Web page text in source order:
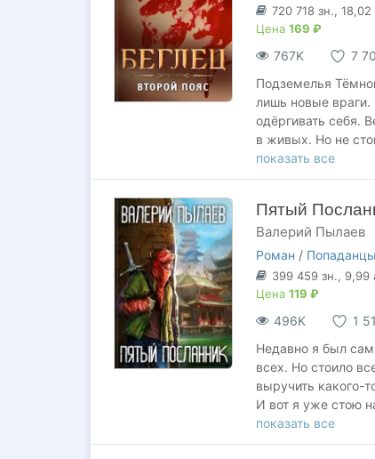
720 718 зн., 18,02
Цена 169 ₽
767K 7
Подземелья
лишь новые враги.
одёргивать себя.
в живых. Но не
назвать тебя
Властелина и
награду за твою
тому свидетель. И
Мясник из Арройо
пояс.
показать все
Пятый
Валерий Пылаев
Роман /
399 459 зн., 9,99
Цена 119 ₽
496K 1
Недавно я был
всех. Но стоило
выручить какого-
И вот я уже стою
которым правят
боевым
показать все